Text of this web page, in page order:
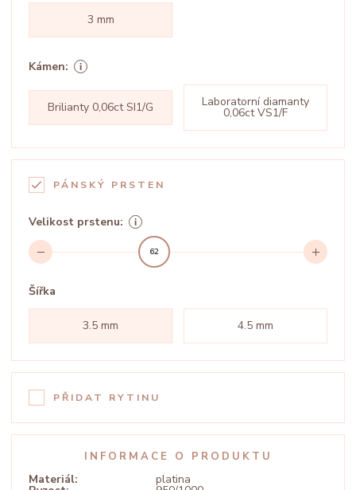
3 mm
Kámen:
Brilianty 0,06ct SI1/G Laboratorní diamanty
0,06ct VS1/F
PÁNSKÝ PRSTEN
Velikost prstenu:
62
Šířka
3.5 mm 4.5 mm
PŘIDAT RYTINU
INFORMACE O PRODUKTU
Materiál: platina